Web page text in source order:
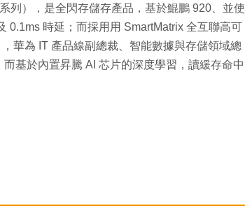
列），是全閃存儲存產品，基於鯤鵬 920、並使
0.1ms 時延；而採用用 SmartMatrix 全互聯高可
華為 IT 產品線副總裁、智能數據與存儲領域總
基於內置昇騰 AI 芯片的深度學習，讀緩存命中